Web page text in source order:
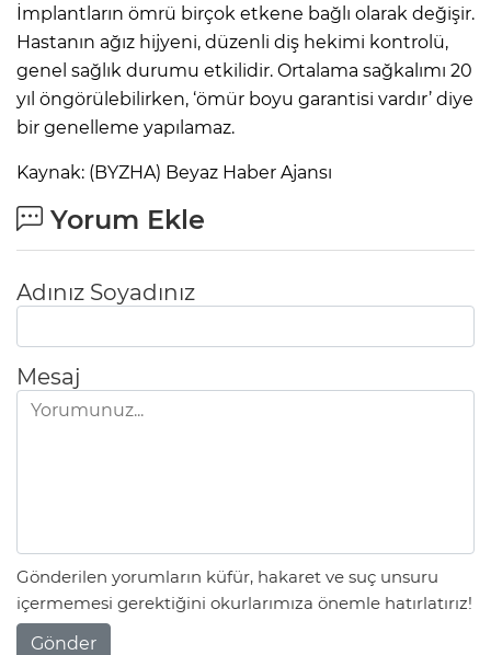
İmplantların ömrü birçok etkene bağlı olarak değişir.
Hastanın ağız hijyeni, düzenli diş hekimi kontrolü,
genel sağlık durumu etkilidir. Ortalama sağkalımı 20
yıl öngörülebilirken, ‘ömür boyu garantisi vardır’ diye
bir genelleme yapılamaz.
Kaynak: (BYZHA) Beyaz Haber Ajansı
Yorum Ekle
Adınız Soyadınız
Mesaj
Gönderilen yorumların küfür, hakaret ve suç unsuru
içermemesi gerektiğini okurlarımıza önemle hatırlatırız!
Gönder